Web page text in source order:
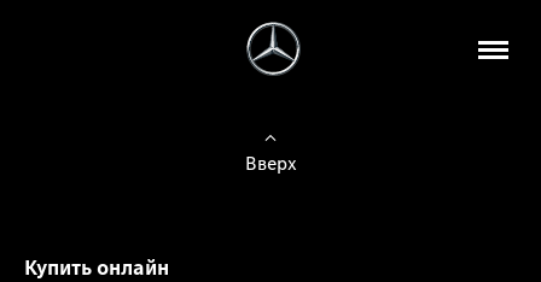
Вверх
Купить онлайн